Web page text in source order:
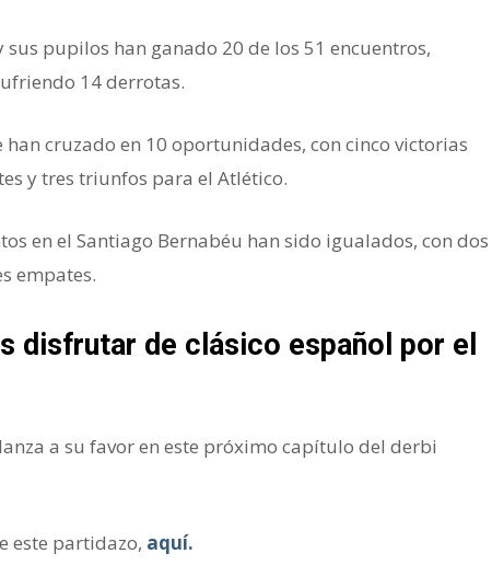
sus pupilos han ganado 20 de los 51 encuentros,
14 derrotas.
han cruzado en 10 oportunidades, con cinco victorias
y tres triunfos para el Atlético.
en el Santiago Bernabéu han sido igualados, con dos
empates.
disfrutar de clásico español por el
a su favor en este próximo capítulo del derbi
este partidazo, aquí.